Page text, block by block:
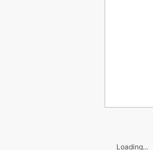
Loading...